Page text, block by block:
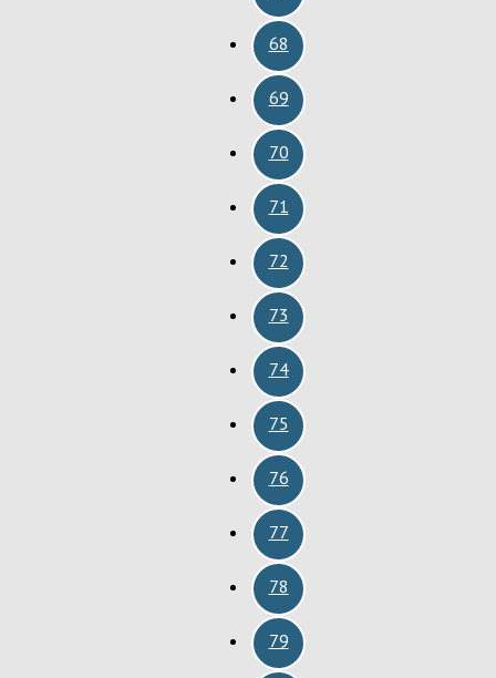
68
69
70
71
72
73
74
75
76
77
78
79